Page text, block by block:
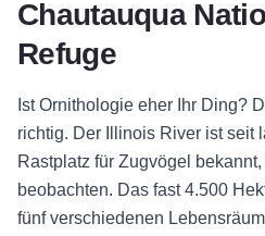
Chautauqua
Refuge
Ist Ornithologie eher Ihr Ding?
richtig. Der Illinois River ist seit
Rastplatz für Zugvögel
beobachten. Das fast 4.500
fünf verschiedenen